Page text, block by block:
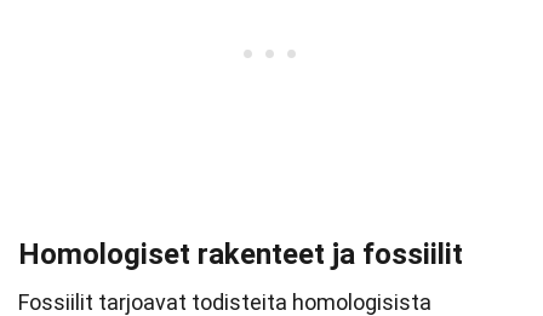
Homologiset rakenteet ja fossiilit
Fossiilit tarjoavat todisteita homologisista